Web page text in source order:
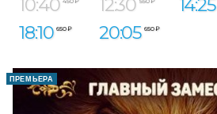
10:40 12:30 14:25
18:10 650 ₽ 20:05 650 ₽
ПРЕМЬЕРА